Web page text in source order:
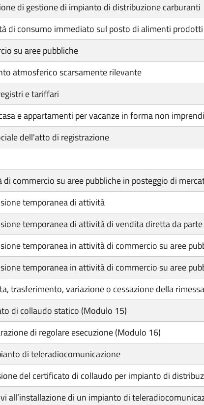
di gestione di impianto di distribuzione carburanti
di consumo immediato sul posto di alimenti
su aree pubbliche
atmosferico scarsamente rilevante
e tariffari
e appartamenti per vacanze in forma non
dell'atto di registrazione
commercio su aree pubbliche in posteggio di
temporanea di attività
temporanea di attività di vendita diretta da
temporanea in attività di commercio su aree
temporanea in attività di commercio su aree
trasferimento, variazione o cessazione della
di collaudo statico (Modulo 15)
di regolare esecuzione (Modulo 16)
di teleradiocomunicazione
del certificato di collaudo per impianto di
all’installazione di un impianto di